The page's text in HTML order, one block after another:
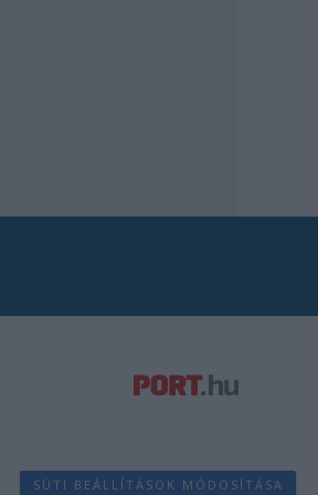
SÜTI BEÁLLÍTÁSOK MÓDOSÍTÁSA